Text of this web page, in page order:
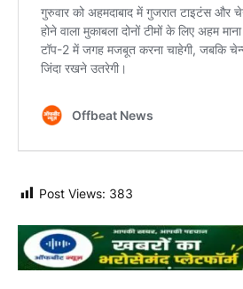
Post Views: 383